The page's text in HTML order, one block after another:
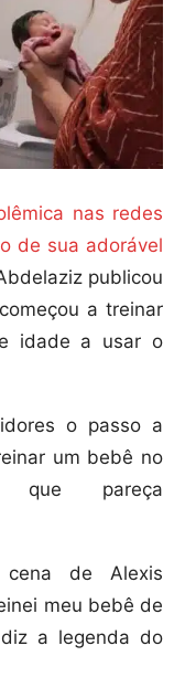
nas redes
de sua adorável
publicou
a treinar
idade a usar o
o passo a
um bebê no
pareça
de Alexis
meu bebê de
a legenda do